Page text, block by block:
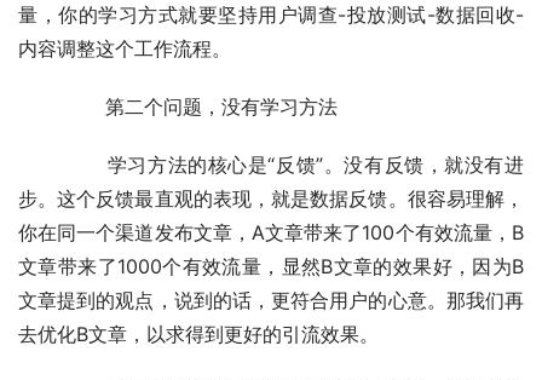
量，你的学习方式就要坚持用户调查-投放测试-数据回收-
内容调整这个工作流程。
	　　第二个问题，没有学习方法
步。这个反馈最直观的表现，就是数据反馈。很容易理解，
你在同一个渠道发布文章，A文章带来了100个有效流量，B
文章带来了1000个有效流量，显然B文章的效果好，因为B
文章提到的观点，说到的话，更符合用户的心意。那我们再
去优化B文章，以求得到更好的引流效果。